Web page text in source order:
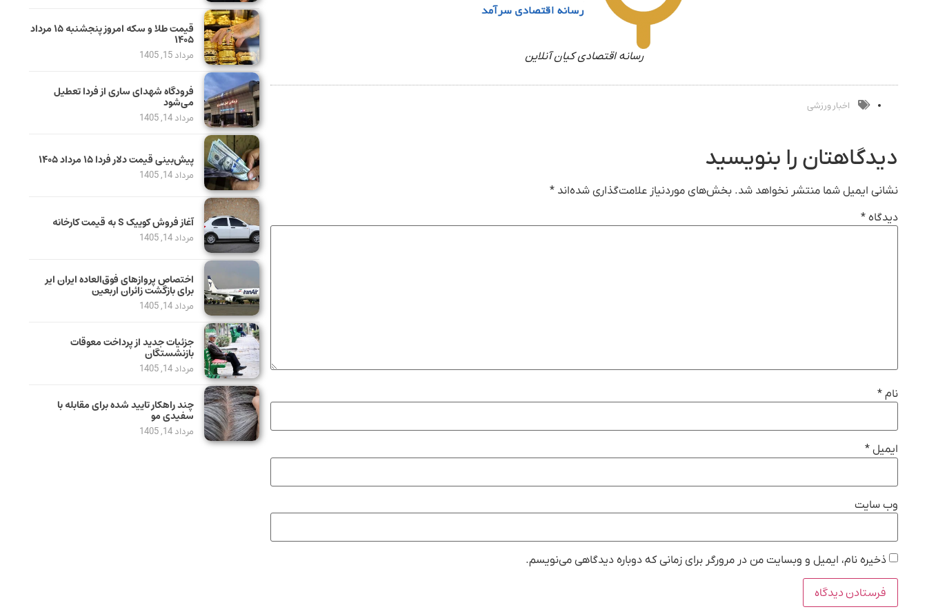
رسانه اقتصادی کیان آنلاین
اخبار ورزشی
دیدگاهتان را بنویسید
نشانی ایمیل شما منتشر نخواهد شد. بخش‌های موردنیاز علامت‌گذاری شده‌اند *
دیدگاه *
نام *
ایمیل *
وب‌ سایت
ذخیره نام، ایمیل و وبسایت من در مرورگر برای زمانی که دوباره دیدگاهی می‌نویسم.
قیمت طلا و سکه امروز پنجشنبه ۱۵ مرداد
۱۴۰۵
مرداد 15, 1405
فرودگاه شهدای ساری از فردا تعطیل
می‌شود
مرداد 14, 1405
پیش‌بینی قیمت دلار فردا ۱۵ مرداد ۱۴۰۵
مرداد 14, 1405
آغاز فروش کوییک S به قیمت کارخانه
مرداد 14, 1405
اختصاص پروازهای فوق‌العاده ایران ایر
برای بازگشت زائران اربعین
مرداد 14, 1405
جزئیات جدید از پرداخت معوقات
بازنشستگان
مرداد 14, 1405
چند راهکار تایید شده برای مقابله با
سفیدی مو
مرداد 14, 1405